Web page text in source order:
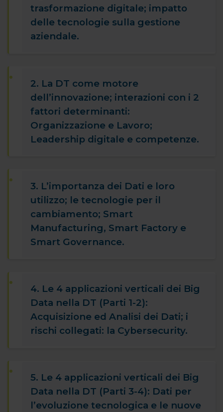
trasformazione digitale; impatto
delle tecnologie sulla gestione
aziendale.
2. La DT come motore
dell’innovazione; interazioni con i 2
fattori determinanti:
Organizzazione e Lavoro;
Leadership digitale e competenze.
3. L’importanza dei Dati e loro
utilizzo; le tecnologie per il
cambiamento; Smart
Manufacturing, Smart Factory e
Smart Governance.
4. Le 4 applicazioni verticali dei Big
Data nella DT (Parti 1-2):
Acquisizione ed Analisi dei Dati; i
rischi collegati: la Cybersecurity.
5. Le 4 applicazioni verticali dei Big
Data nella DT (Parti 3-4): Dati per
l’evoluzione tecnologica e le nuove